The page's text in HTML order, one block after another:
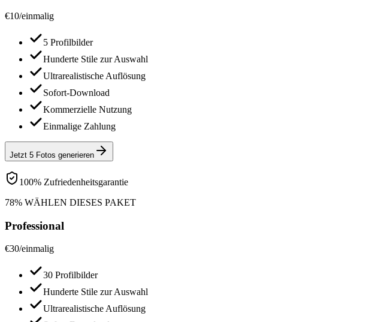
€10/einmalig
5 Profilbilder
Hunderte Stile zur Auswahl
Ultrarealistische Auflösung
Sofort-Download
Kommerzielle Nutzung
Einmalige Zahlung
Jetzt 5 Fotos generieren
100% Zufriedenheitsgarantie
78% WÄHLEN DIESES PAKET
Professional
€30/einmalig
30 Profilbilder
Hunderte Stile zur Auswahl
Ultrarealistische Auflösung